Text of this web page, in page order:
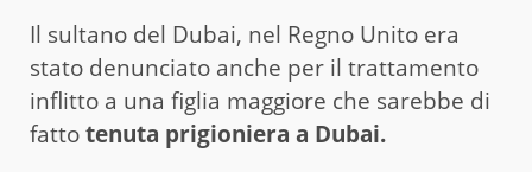
Il sultano del Dubai, nel Regno Unito era
stato denunciato anche per il trattamento
inflitto a una figlia maggiore che sarebbe di
fattotenuta prigioniera a Dubai.